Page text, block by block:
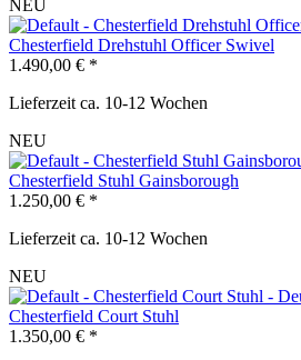
NEU
Chesterfield Drehstuhl Officer Swivel
1.490,00 € *
Lieferzeit ca. 10-12 Wochen
NEU
Chesterfield Stuhl Gainsborough
1.250,00 € *
Lieferzeit ca. 10-12 Wochen
NEU
Chesterfield Court Stuhl
1.350,00 € *